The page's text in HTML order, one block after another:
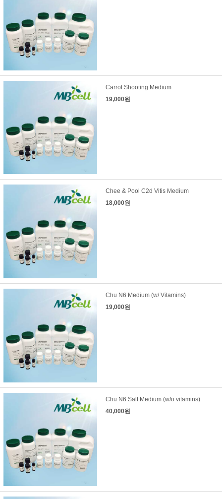
Carrot Shooting Medium
19,000원
Chee & Pool C2d Vitis Medium
18,000원
Chu N6 Medium (w/ Vitamins)
19,000원
Chu N6 Salt Medium (w/o vitamins)
40,000원